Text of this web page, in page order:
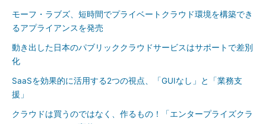
モーフ・ラブズ、短時間でプライベートクラウド環境を構築でき
るアプライアンスを発売
動き出した日本のパブリッククラウドサービスはサポートで差別
化
SaaSを効果的に活用する2つの視点、「GUIなし」と「業務支
援」
クラウドは買うのではなく、作るもの！「エンタープライズクラ